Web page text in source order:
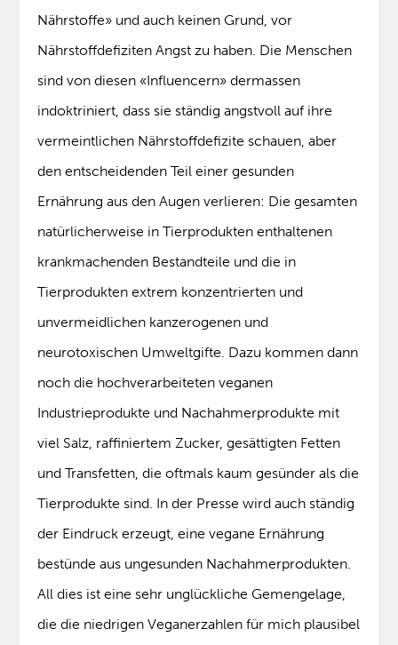
Nährstoffe» und auch keinen Grund, vor
Nährstoffdefiziten Angst zu haben. Die Menschen
sind von diesen «Influencern» dermassen
indoktriniert, dass sie ständig angstvoll auf ihre
vermeintlichen Nährstoffdefizite schauen, aber
den entscheidenden Teil einer gesunden
Ernährung aus den Augen verlieren: Die gesamten
natürlicherweise in Tierprodukten enthaltenen
krankmachenden Bestandteile und die in
Tierprodukten extrem konzentrierten und
unvermeidlichen kanzerogenen und
neurotoxischen Umweltgifte. Dazu kommen dann
noch die hochverarbeiteten veganen
Industrieprodukte und Nachahmerprodukte mit
viel Salz, raffiniertem Zucker, gesättigten Fetten
und Transfetten, die oftmals kaum gesünder als die
Tierprodukte sind. In der Presse wird auch ständig
der Eindruck erzeugt, eine vegane Ernährung
bestünde aus ungesunden Nachahmerprodukten.
All dies ist eine sehr unglückliche Gemengelage,
die die niedrigen Veganerzahlen für mich plausibel